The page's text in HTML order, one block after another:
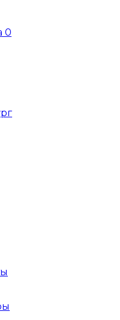
0